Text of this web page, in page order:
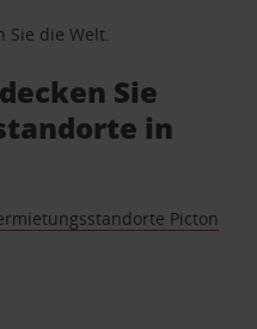
Sie die Welt.
Sie
in
Picton